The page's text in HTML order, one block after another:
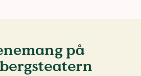
som entré till Liseberg, om
aktuellt föreställningsdatum.
på